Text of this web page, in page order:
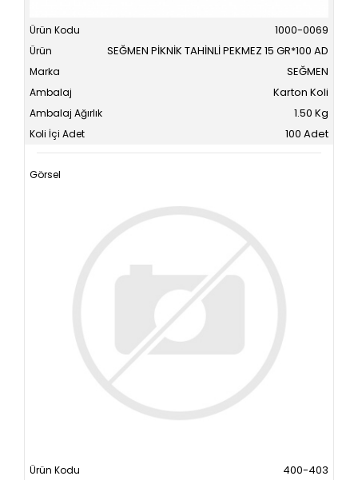
1000-0069
SEĞMEN PİKNİK TAHİNLİ PEKMEZ 15 GR*100 AD
SEĞMEN
Karton Koli
1.50 Kg
100 Adet
400-403